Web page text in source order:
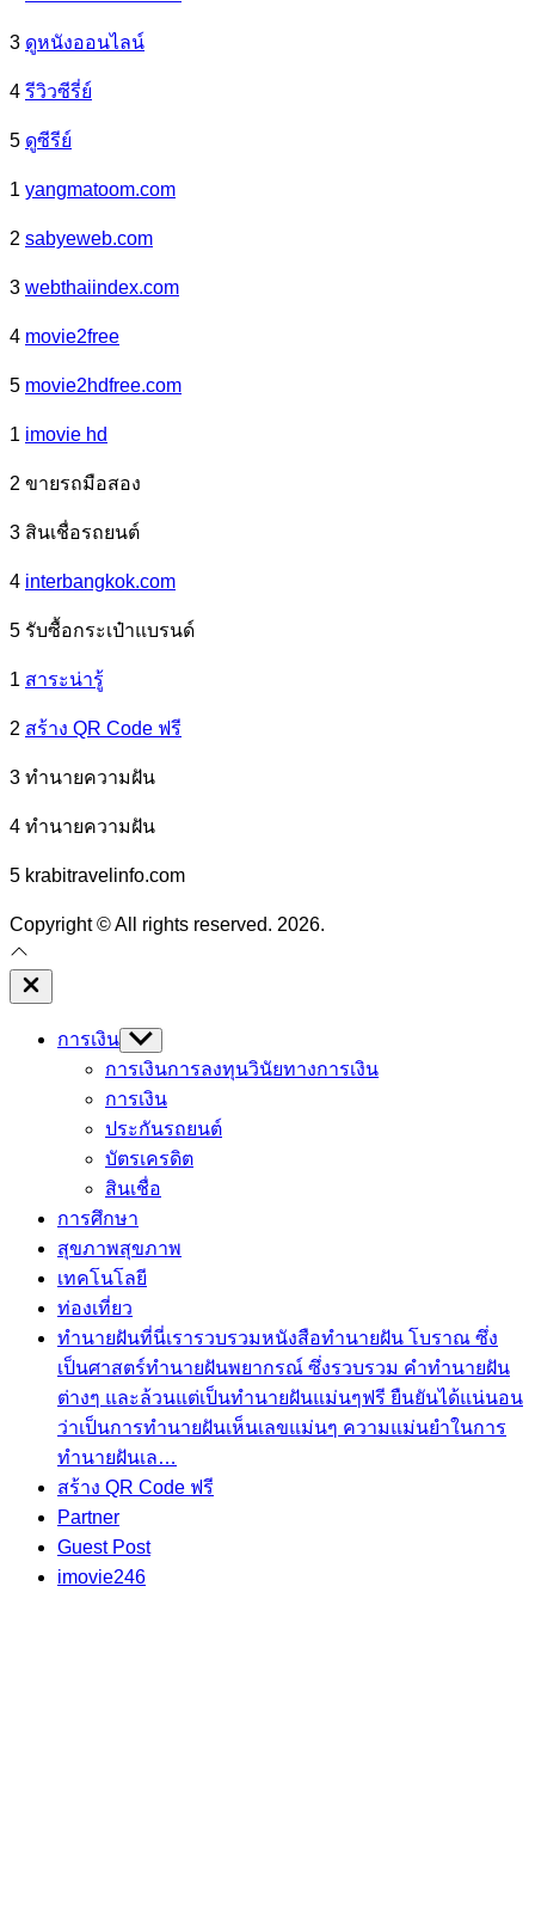
3 ดูหนังออนไลน์
4 รีวิวซีรี่ย์
5 ดูซีรีย์
1 yangmatoom.com
2 sabyeweb.com
3 webthaiindex.com
4 movie2free
5 movie2hdfree.com
1 imovie hd
2 ขายรถมือสอง
3 สินเชื่อรถยนต์
4 interbangkok.com
5 รับซื้อกระเป๋าแบรนด์
1 สาระน่ารู้
2 สร้าง QR Code ฟรี
3 ทํานายความฝัน
4 ทํานายความฝัน
5 krabitravelinfo.com
Copyright © All rights reserved. 2026.
Close
Off
การเงิน Show
sub
menu
การเงินการลงทุนวินัยทางการเงิน
การเงิน
ประกันรถยนต์
บัตรเครดิต
สินเชื่อ
การศึกษา
สุขภาพสุขภาพ
เทคโนโลยี
ท่องเที่ยว
ทำนายฝันที่นี่เรารวบรวมหนังสือทำนายฝัน โบราณ ซึ่ง
เป็นศาสตร์ทำนายฝันพยากรณ์ ซึ่งรวบรวม คำทํานายฝัน
ต่างๆ และล้วนแต่เป็นทํานายฝันแม่นๆฟรี ยืนยันได้แน่นอน
ว่าเป็นการทำนายฝันเห็นเลขแม่นๆ ความแม่นยำในการ
ทํานายฝันเล…
สร้าง QR Code ฟรี
Partner
Guest Post
imovie246